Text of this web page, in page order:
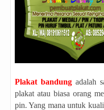
Plakat bandung adalah
plakat atau biasa orang
pin. Yang mana untuk